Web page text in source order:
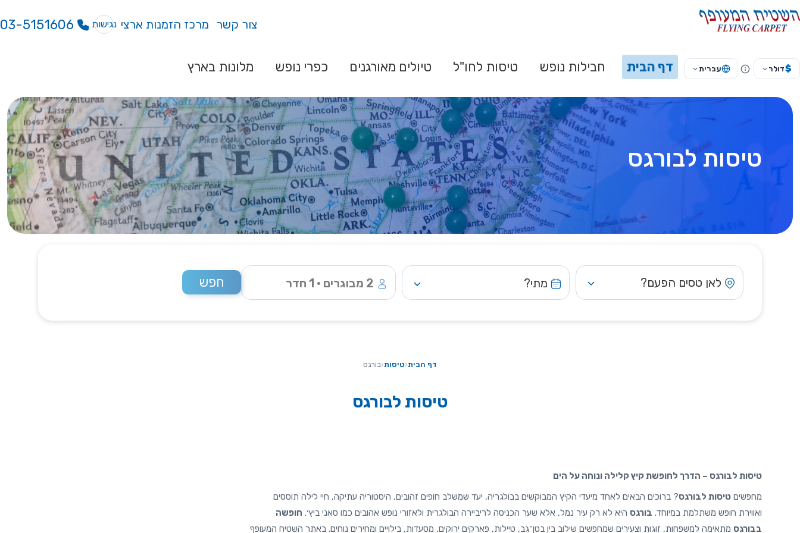
צור קשר מרכז הזמנות ארצי נגישות 03-5151606
$דולר עברית דף הבית חבילות נופש טיסות לחו"ל טיולים מאורגנים כפרי נופש מלונות בארץ
טיסות לבורגס
לאן טסים הפעם? מתי? 2 מבוגרים • 1 חדר חפש
דף הבית‹טיסות‹בורגס
טיסות לבורגס
טיסות לבורגס – הדרך לחופשת קיץ קלילה ונוחה על הים
מחפשים טיסות לבורגס? ברוכים הבאים לאחד מיעדי הקיץ המבוקשים בבולגריה, יעד שמשלב חופים זהובים, היסטוריה עתיקה, חיי לילה תוססים
ואווירת חופש משתלמת במיוחד. בורגס היא לא רק עיר נמל, אלא שער הכניסה לריביירה הבולגרית ולאזורי נופש אהובים כמו סאני ביץ׳. חופשה
בבורגס מתאימה למשפחות, זוגות וצעירים שמחפשים שילוב בין בטן־גב, טיילות, פארקים ירוקים, מסעדות, בילויים ומחירים נוחים. באתר השטיח המעופף